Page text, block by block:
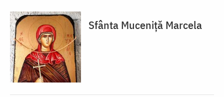
Sfânta Muceniță Marcela